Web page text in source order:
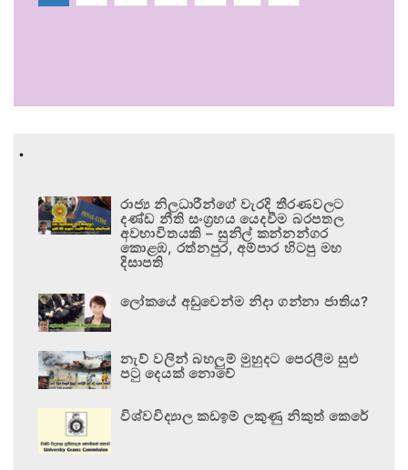
.
රාජ්‍ය නිලධාරීන්ගේ වැරදි තීරණවලට
දණ්ඩ නීති සංග්‍රහය යෙදවීම බරපතල
අවභාවිතයකි – සුනිල් කන්නන්ගර
කොළඹ, රත්නපුර, අම්පාර හිටපු මහ
දිසාපති
ලෝකයේ අඩුවෙන්ම නිදා ගන්නා ජාතිය?
නැව් වලින් බහලුම් මුහුදට පෙරලීම සුළු
පටු දෙයක් නොවේ
විශ්වවිද්‍යාල කඩඉම් ලකුණු නිකුත් කෙරේ